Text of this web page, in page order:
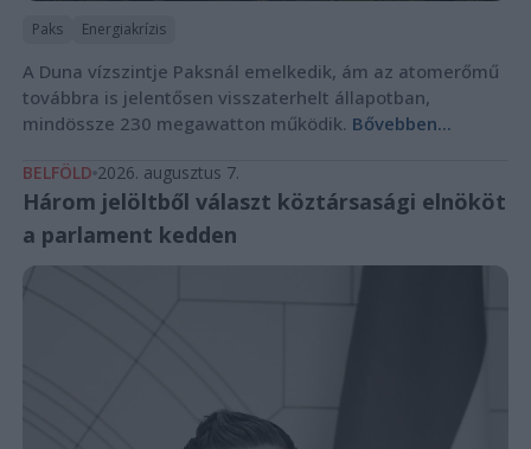
Paks Energiakrízis
A Duna vízszintje Paksnál emelkedik, ám az atomerőmű
továbbra is jelentősen visszaterhelt állapotban,
mindössze 230 megawatton működik. Bővebben...
BELFÖLD 2026. augusztus 7.
Három jelöltből választ köztársasági elnököt
a parlament kedden